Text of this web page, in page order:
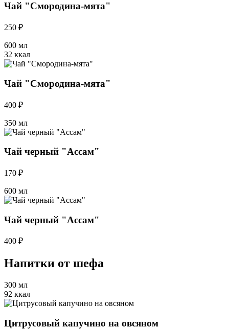
Чай "Смородина-мята"
250 ₽
600 мл
32 ккал
Чай "Смородина-мята"
400 ₽
350 мл
Чай черный "Ассам"
170 ₽
600 мл
Чай черный "Ассам"
400 ₽
Напитки от шефа
300 мл
92 ккал
Цитрусовый капучино на овсяном